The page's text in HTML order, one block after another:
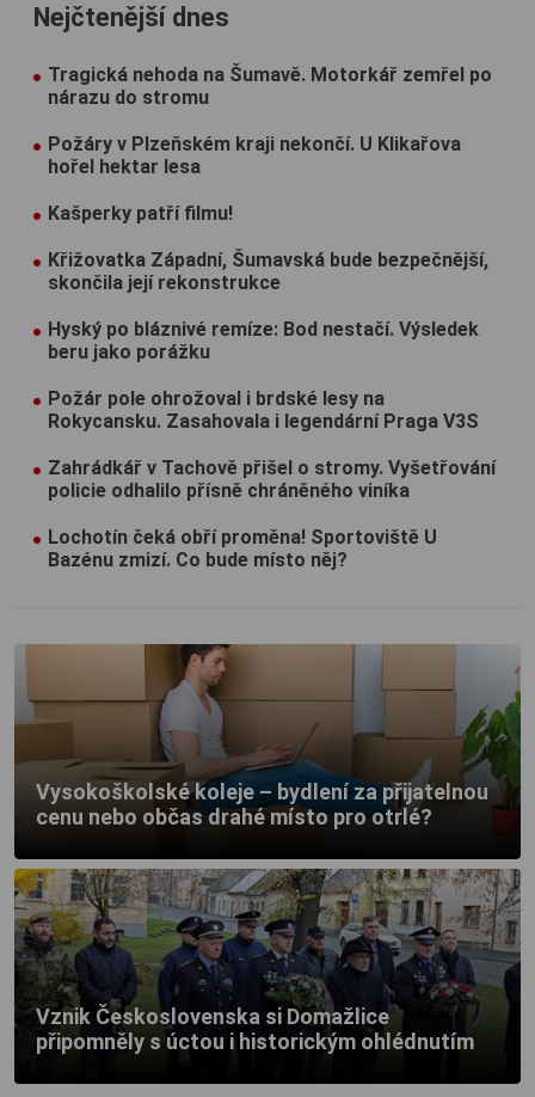
Nejčtenější dnes
Tragická nehoda na Šumavě. Motorkář zemřel po
nárazu do stromu
Požáry v Plzeňském kraji nekončí. U Klikařova
hořel hektar lesa
Kašperky patří filmu!
Křižovatka Západní, Šumavská bude bezpečnější,
skončila její rekonstrukce
Hyský po bláznivé remíze: Bod nestačí. Výsledek
beru jako porážku
Požár pole ohrožoval i brdské lesy na
Rokycansku. Zasahovala i legendární Praga V3S
Zahrádkář v Tachově přišel o stromy. Vyšetřování
policie odhalilo přísně chráněného viníka
Lochotín čeká obří proměna! Sportoviště U
Bazénu zmizí. Co bude místo něj?
Vysokoškolské koleje – bydlení za přijatelnou
cenu nebo občas drahé místo pro otrlé?
Vznik Československa si Domažlice
připomněly s úctou i historickým ohlédnutím